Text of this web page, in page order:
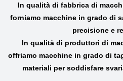
In qualità di fabbrica di
forniamo macchine in grado di
precisione e
In qualità di produttori di
offriamo macchine in grado di
materiali per soddisfare